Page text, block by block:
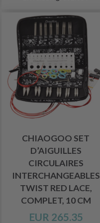
CHIAOGOO SET
D’AIGUILLES
CIRCULAIRES
INTERCHANGEABLES
TWIST RED LACE,
COMPLET, 10 CM
EUR 265.35